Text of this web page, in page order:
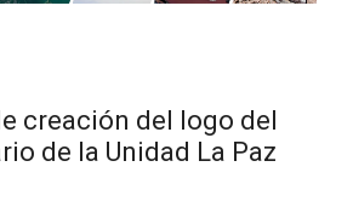
creación del logo del
de la Unidad La Paz